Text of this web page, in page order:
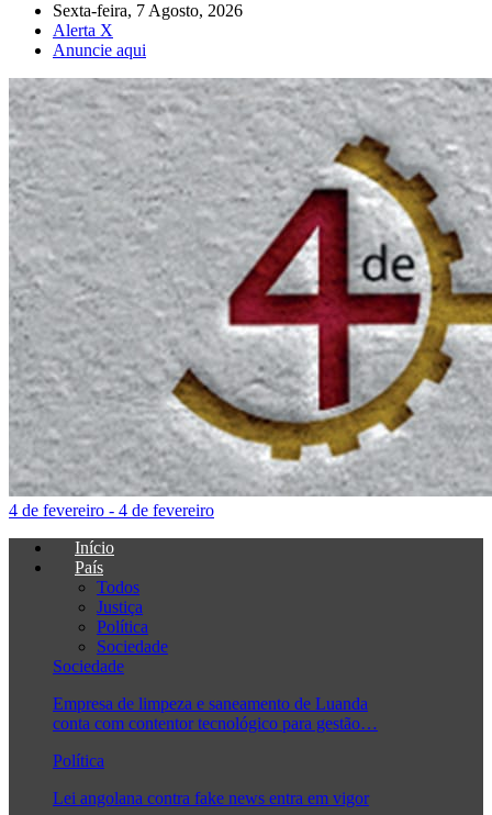
Sexta-feira, 7 Agosto, 2026
Alerta X
Anuncie aqui
4 de fevereiro - 4 de fevereiro
Início
País
Todos
Justiça
Política
Sociedade
Sociedade
Empresa de limpeza e saneamento de Luanda
conta com contentor tecnológico para gestão…
Política
Lei angolana contra fake news entra em vigor